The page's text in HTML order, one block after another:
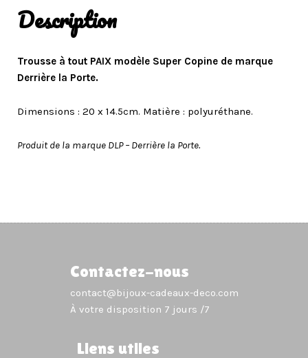
Description
Trousse à tout PAIX modèle Super Copine de marque
Derrière la Porte.
Dimensions : 20 x 14.5cm. Matière : polyuréthane.
Produit de la marque DLP – Derrière la Porte.
Contactez-nous
contact@bijoux-cadeaux-deco.com
À votre disposition 7 jours /7
Liens utiles